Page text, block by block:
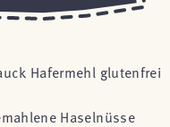
Hafermehl glutenfrei
Haselnüsse